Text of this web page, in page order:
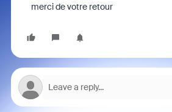
merci de votre retour